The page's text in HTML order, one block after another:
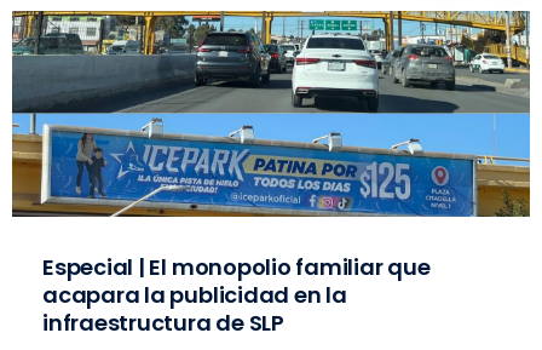
Especial | El monopolio familiar que
acapara la publicidad en la
infraestructura de SLP